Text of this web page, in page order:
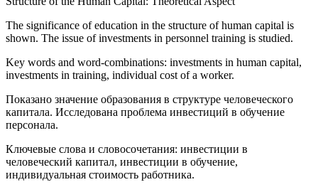
The significance of education in the structure of human capital is
shown. The issue of investments in personnel training is studied.
Key words and word-combinations: investments in human capital,
investments in training, individual cost of a worker.
Показано значение образования в структуре человеческого
капитала. Исследована проблема инвестиций в обучение
персонала.
Ключевые слова и словосочетания: инвестиции в
человеческий капитал, инвестиции в обучение,
индивидуальная стоимость работника.